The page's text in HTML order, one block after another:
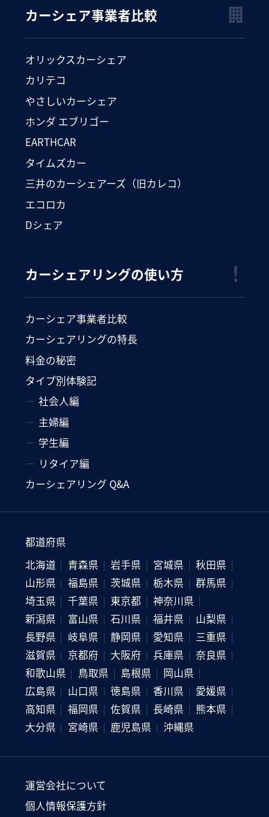
カーシェア事業者比較
オリックスカーシェア
カリテコ
やさしいカーシェア
ホンダ エブリゴー
EARTHCAR
タイムズカー
三井のカーシェアーズ（旧カレコ）
エコロカ
Dシェア
カーシェアリングの使い方
カーシェア事業者比較
カーシェアリングの特長
料金の秘密
タイプ別体験記
社会人編
主婦編
学生編
リタイア編
カーシェアリング Q&A
都道府県
北海道
青森県 岩手県 宮城県
秋田県
山形県
福島県 茨城県 栃木県
群馬県
埼玉県
千葉県 東京都
神奈川県
新潟県
富山県 石川県 福井県
山梨県
長野県
岐阜県 静岡県 愛知県
三重県
滋賀県
京都府 大阪府 兵庫県
奈良県
和歌山県
鳥取県 島根県
岡山県
広島県
山口県 徳島県 香川県
愛媛県
高知県
福岡県 佐賀県 長崎県
熊本県
大分県
宮崎県 鹿児島県 沖縄県
運営会社について
個人情報保護方針